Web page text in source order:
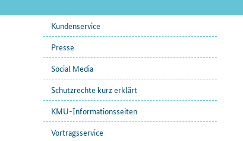
Unternavigation
Kundenservice
Presse
Social Media
Schutzrechte kurz erklärt
KMU-Informationsseiten
Vortragsservice